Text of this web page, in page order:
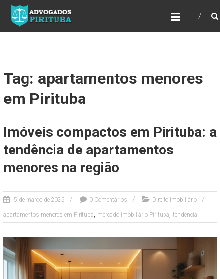
ADVOGADOS PIRITUBA
Precisando de advogado? Entre em contato!
Fazemos toda a assessoria que você
Tag: apartamentos menores
em Pirituba
Imóveis compactos em Pirituba: a
tendência de apartamentos
menores na região
5 de março de 2025 0 Comentários Direito Imobiliário
apartamentos menores em Pirituba, mercado imobiliário Pirituba, tendência